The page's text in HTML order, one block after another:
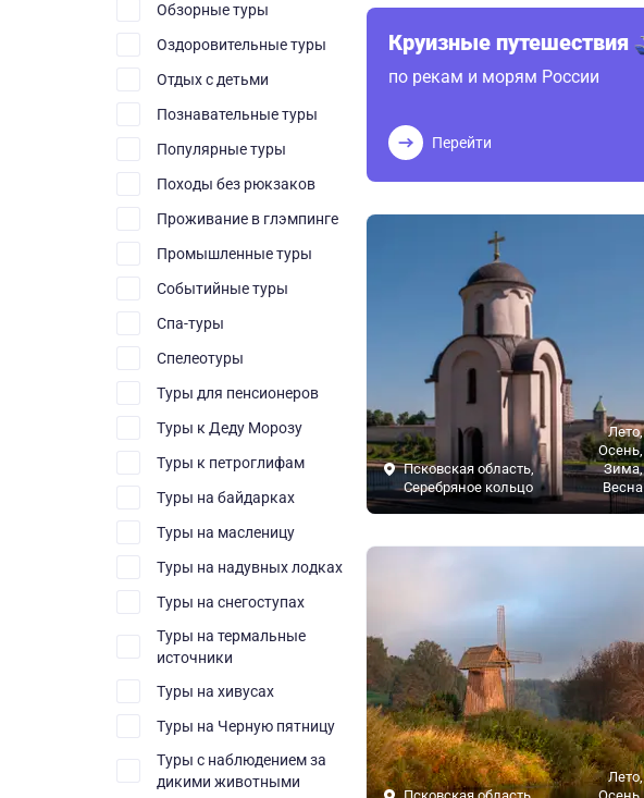
Обзорные туры
Оздоровительные туры
Отдых с детьми
Познавательные туры
Популярные туры
Походы без рюкзаков
Проживание в глэмпинге
Промышленные туры
Событийные туры
Спа-туры
Спелеотуры
Туры для пенсионеров
Туры к Деду Морозу
Туры к петроглифам
Туры на байдарках
Туры на масленицу
Туры на надувных лодках
Туры на снегоступах
Туры на термальные
источники
Туры на хивусах
Туры на Черную пятницу
Туры с наблюдением за
дикими животными
Круизные путешествия
по рекам и морям России
Перейти
Псковская область,
Серебряное кольцо
Лето,
Осень,
Зима,
Весна
Лето,